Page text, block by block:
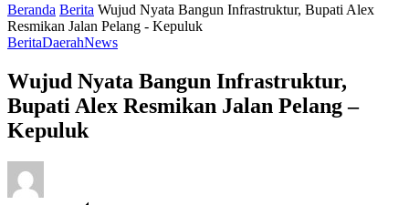
Beranda Berita Wujud Nyata Bangun Infrastruktur, Bupati Alex
Resmikan Jalan Pelang - Kepuluk
BeritaDaerahNews
Wujud Nyata Bangun Infrastruktur,
Bupati Alex Resmikan Jalan Pelang –
Kepuluk